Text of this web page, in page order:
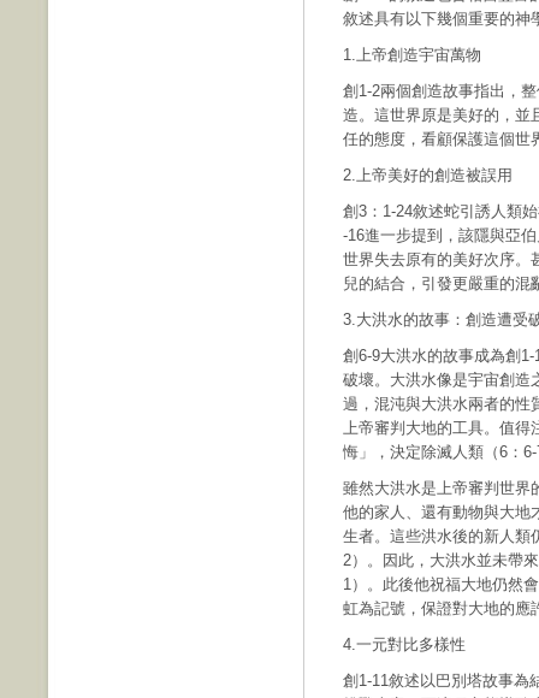
敘述具有以下幾個重要的神
1.上帝創造宇宙萬物
創1-2兩個創造故事指出，
造。這世界原是美好的，並
任的態度，看顧保護這個世
2.上帝美好的創造被誤用
創3：1-24敘述蛇引誘人類
-16進一步提到，該隱與亞
世界失去原有的美好次序。
兒的結合，引發更嚴重的混
3.大洪水的故事：創造遭受
創6-9大洪水的故事成為創
破壞。大洪水像是宇宙創造
過，混沌與大洪水兩者的性
上帝審判大地的工具。值得
悔」，決定除滅人類（6：
雖然大洪水是上帝審判世界
他的家人、還有動物與大地
生者。這些洪水後的新人類
2）。因此，大洪水並未帶
1）。此後他祝福大地仍然
虹為記號，保證對大地的應
4.一元對比多樣性
創1-11敘述以巴別塔故事為